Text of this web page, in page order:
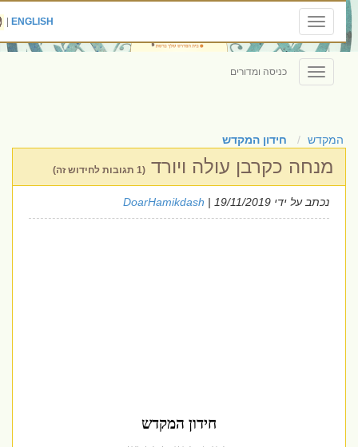
Toggle
navigation
ENGLISH
|
Toggle
navigation
כניסה ומדורים
המקדש חידון המקדש
מנחה כקרבן עולה ויורד
נכתב על ידי DoarHamikdash| 19/11/2019
חידון המקדש